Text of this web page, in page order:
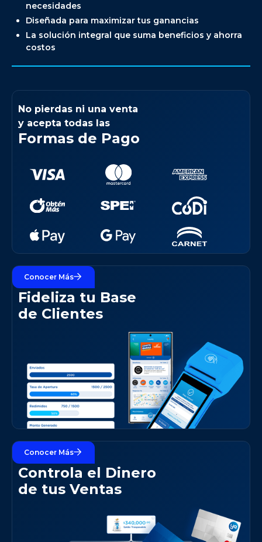
necesidades
Diseñada para maximizar tus ganancias
La solución integral que suma beneficios y ahorra
costos
No pierdas ni una venta
y acepta todas las
Formas de Pago
+ Clientes
Fideliza tu Base
de Clientes
Conocer Más
+ Flujo
Controla el Dinero
de tus Ventas
Conocer Más